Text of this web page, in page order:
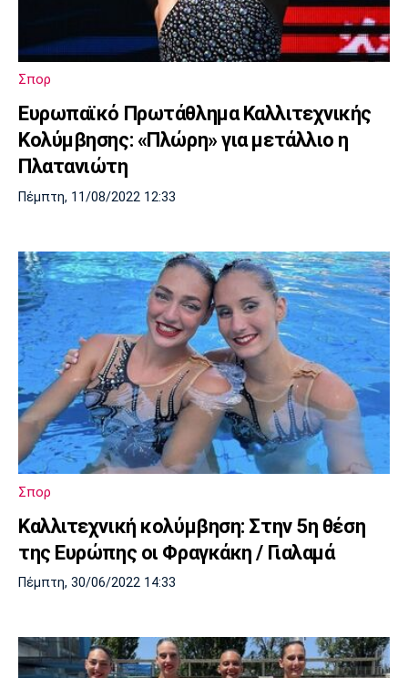
Σπορ
Ευρωπαϊκό Πρωτάθλημα Καλλιτεχνικής
Κολύμβησης: «Πλώρη» για μετάλλιο η
Πλατανιώτη
Πέμπτη, 11/08/2022 12:33
Σπορ
Καλλιτεχνική κολύμβηση: Στην 5η θέση
της Ευρώπης οι Φραγκάκη / Γιαλαμά
Πέμπτη, 30/06/2022 14:33